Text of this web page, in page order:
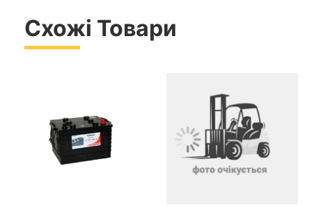
Схожі Товари